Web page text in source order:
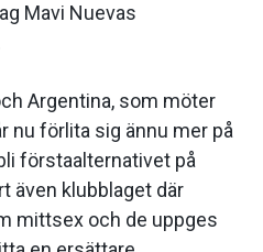
Mavi Nuevas
Argentina, som möter
nu förlita sig ännu mer på
förstaalternativet på
även klubblaget där
mittsex och de uppges